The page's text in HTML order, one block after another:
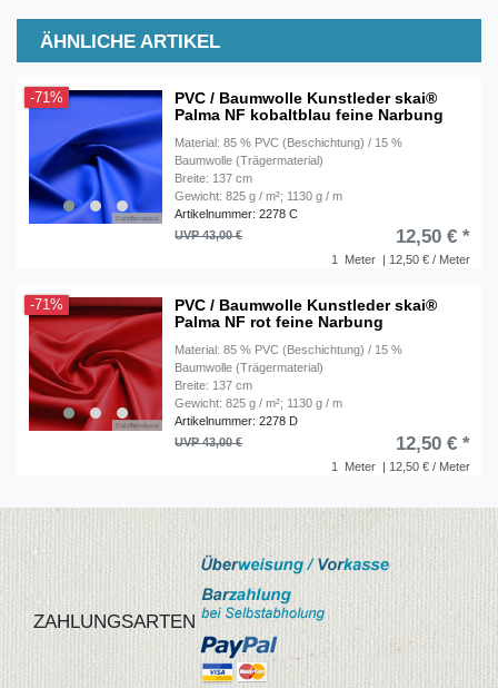
ÄHNLICHE ARTIKEL
-71%
PVC / Baumwolle Kunstleder skai®
Palma NF kobaltblau feine Narbung
Material: 85 % PVC (Beschichtung) / 15 %
Baumwolle (Trägermaterial)
Breite: 137 cm
Gewicht: 825 g / m²; 1130 g / m
Artikelnummer: 2278 C
1 Meter | 12,50 € / Meter
UVP 43,00 € 12,50 € *
-71%
PVC / Baumwolle Kunstleder skai®
Palma NF rot feine Narbung
Material: 85 % PVC (Beschichtung) / 15 %
Baumwolle (Trägermaterial)
Breite: 137 cm
Gewicht: 825 g / m²; 1130 g / m
Artikelnummer: 2278 D
1 Meter | 12,50 € / Meter
UVP 43,00 € 12,50 € *
ZAHLUNGSARTEN